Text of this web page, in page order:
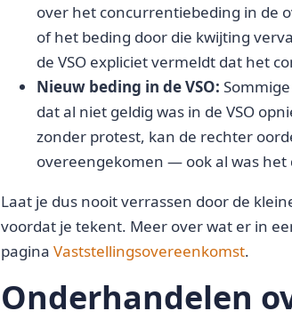
over het concurrentiebeding in de
of het beding door die kwijting
de VSO expliciet vermeldt dat het
Nieuw beding in de VSO:
dat al niet geldig was in de VSO
zonder protest, kan de rechter
overeengekomen — ook al was het
Laat je dus nooit verrassen door de
voordat je tekent. Meer over wat er in
pagina Vaststellingsovereenkomst.
Onderhandelen